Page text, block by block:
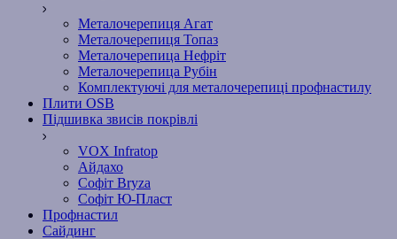
Металочерепиця Агат
Металочерепиця Топаз
Металочерепица Нефріт
Металочерепица Рубін
Комплектуючі для металочерепиці профнастилу
Плити OSB
Підшивка звисів покрівлі
VOX Infratop
Айдахо
Софiт Bryza
Софiт Ю-Пласт
Профнастил
Сайдинг